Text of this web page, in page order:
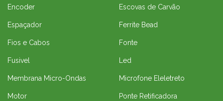
Encoder Escovas de Carvão
Espaçador Ferrite Bead
Fios e Cabos Fonte
Fusivel Led
Membrana Micro-Ondas Microfone Eleletreto
Motor Ponte Retificadora